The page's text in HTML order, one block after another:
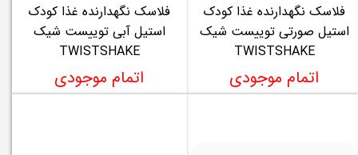
فلاسک نگهدارنده غذا کودک
استیل صورتی توییست شیک
TWISTSHAKE
اتمام موجودی
فلاسک نگهدارنده غذا کودک
استیل آبی توییست شیک
TWISTSHAKE
اتمام موجودی